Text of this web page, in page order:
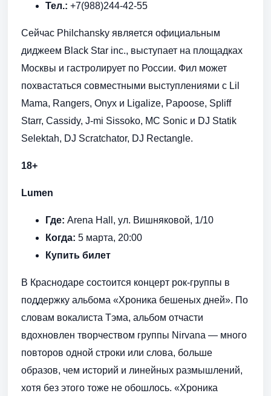
Тел.: +7(988)244-42-55
Сейчас Philchansky является официальным
диджеем Black Star inc., выступает на площадках
Москвы и гастролирует по России. Фил может
похвастаться совместными выступлениями с Lil
Mama, Rangers, Onyx и Ligalize, Papoose, Spliff
Starr, Cassidy, J-mi Sissoko, MC Sonic и DJ Statik
Selektah, DJ Scratchator, DJ Rectangle.
18+
Lumen
Где: Arena Hall, ул. Вишняковой, 1/10
Когда: 5 марта, 20:00
Купить билет
В Краснодаре состоится концерт рок-группы в
поддержку альбома «Хроника бешеных дней». По
словам вокалиста Тэма, альбом отчасти
вдохновлен творчеством группы Nirvana — много
повторов одной строки или слова, больше
образов, чем историй и линейных размышлений,
хотя без этого тоже не обошлось. «Хроника